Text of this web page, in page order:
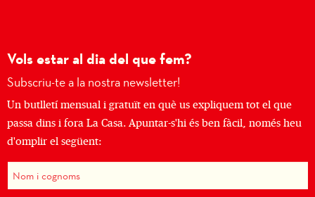
Vols estar al dia del que fem?
Subscriu-te a la nostra newsletter!
Un butlletí mensual i gratuït en què us expliquem tot el que
passa dins i fora La Casa. Apuntar-s'hi és ben fàcil, només heu
d'omplir el següent: